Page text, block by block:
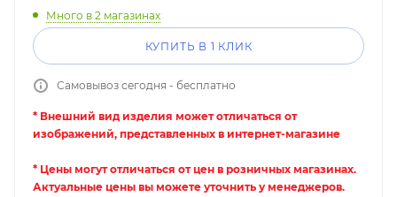
Много в 2 магазинах
КУПИТЬ В 1 КЛИК
Самовывоз сегодня - бесплатно
* Внешний вид изделия может отличаться от
изображений, представленных в интернет-магазине
* Цены могут отличаться от цен в розничных магазинах.
Актуальные цены вы можете уточнить у менеджеров.